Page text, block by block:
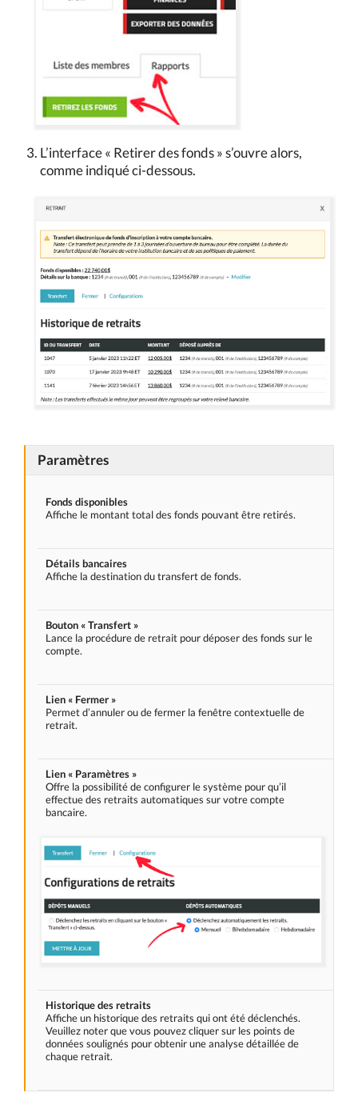
L’interface « Retirer des fonds » s’ouvre alors,
comme indiqué ci-dessous.
Paramètres
Fonds disponibles
Affiche le montant total des fonds pouvant être retirés.
Détails bancaires
Affiche la destination du transfert de fonds.
Bouton « Transfert »
Lance la procédure de retrait pour déposer des fonds sur le
compte.
Lien « Fermer »
Permet d’annuler ou de fermer la fenêtre contextuelle de
retrait.
Lien « Paramètres »
Offre la possibilité de configurer le système pour qu’il
effectue des retraits automatiques sur votre compte
bancaire.
Historique des retraits
Affiche un historique des retraits qui ont été déclenchés.
Veuillez noter que vous pouvez cliquer sur les points de
données soulignés pour obtenir une analyse détaillée de
chaque retrait.